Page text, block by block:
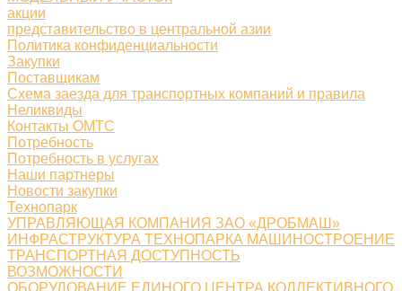
акции
представительство в центральной азии
Политика конфиденциальности
Закупки
Поставщикам
Схема заезда для транспортных компаний и правила
Неликвиды
Контакты ОМТС
Потребность
Потребность в услугах
Наши партнеры
Новости закупки
Технопарк
УПРАВЛЯЮЩАЯ КОМПАНИЯ ЗАО «ДРОБМАШ»
ИНФРАСТРУКТУРА ТЕХНОПАРКА МАШИНОСТРОЕНИЕ
ТРАНСПОРТНАЯ ДОСТУПНОСТЬ
ВОЗМОЖНОСТИ
ОБОРУДОВАНИЕ ЕДИНОГО ЦЕНТРА КОЛЛЕКТИВНОГО